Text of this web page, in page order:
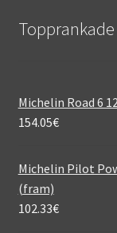
Michelin Road 6
154.05€
Michelin Pilot
(fram)
102.33€